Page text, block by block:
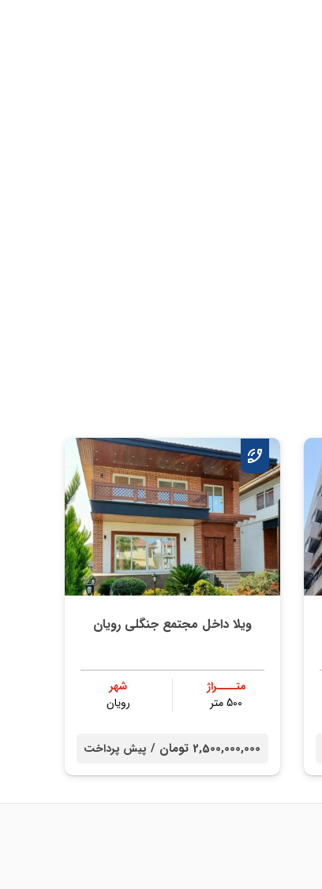
ویلا داخل مجتمع جنگلی رویان
متــــراژ
500 متر
شهر
رویان
2,500,000,000 تومان / پیش پرداخت